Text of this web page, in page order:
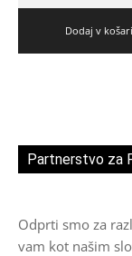
Dodaj v
Partnerstvo za
Odprti smo za
vam kot našim